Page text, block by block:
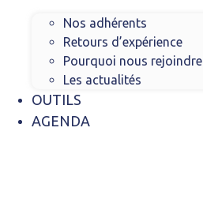
Nos adhérents
Retours d’expérience
Pourquoi nous rejoindre
Les actualités
OUTILS
AGENDA